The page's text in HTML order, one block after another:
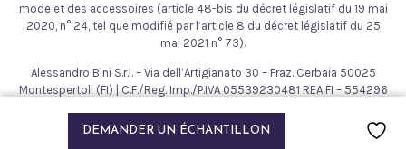
DEMANDER UN ÉCHANTILLON
mode et des accessoires (article 48-bis du décret législatif du 19 mai
2020, n° 24, tel que modifié par l’article 8 du décret législatif du 25
mai 2021 n° 73).
Alessandro Bini S.r.l. – Via dell’Artigianato 30 – Fraz. Cerbaia 50025
Montespertoli (FI) | C.F./Reg. Imp./P.IVA 05539230481 REA FI – 554296
2021 © Alessandro Bini. Tous droits réservés.